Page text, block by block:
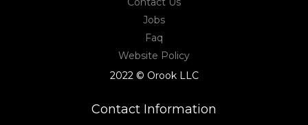
Jobs
Faq
Website Policy
2022 © Orook LLC
Contact Information